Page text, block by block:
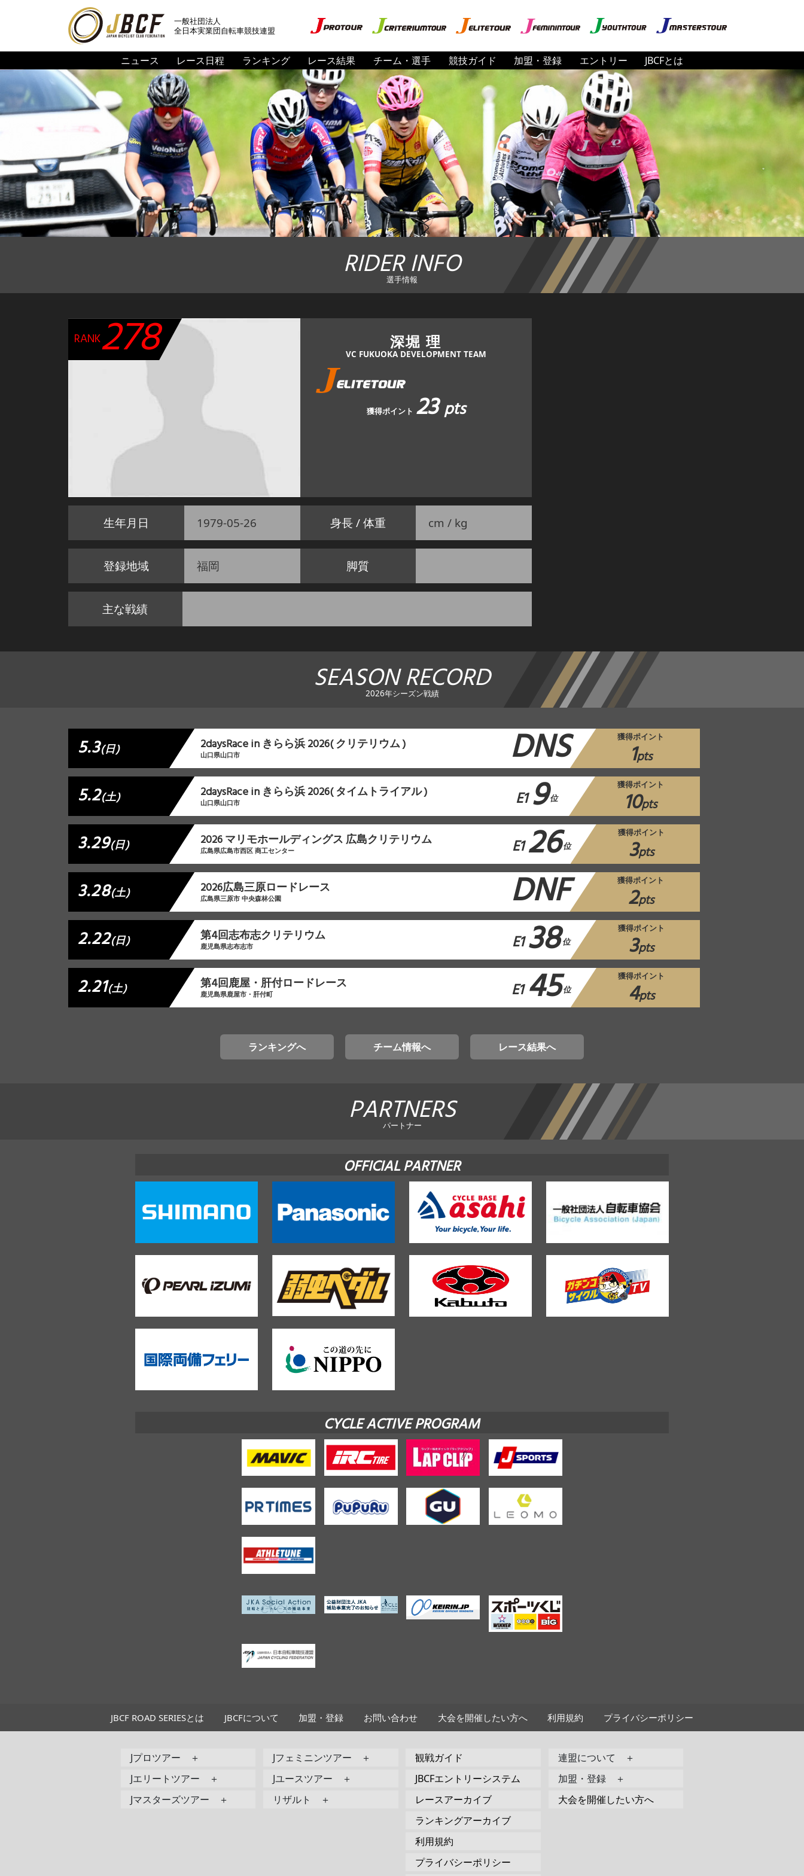
一般社団法人
全日本実業団自転車競技連盟
ニュース レース日程 ランキング レース結果 チーム・選手 競技ガイド 加盟・登録 エントリー JBCFとは
RIDER INFO
選手情報
RANK278 深堀 理
VC FUKUOKA DEVELOPMENT TEAM
獲得ポイント 23pts
生年月日 1979-05-26 身長 / 体重 cm / kg
登録地域 福岡 脚質
主な戦績
SEASON RECORD
2026年シーズン戦績
5.3(日) 2daysRace in きらら浜 2026( クリテリウム )
山口県山口市 DNS 獲得ポイント
1pts
5.2(土) 2daysRace in きらら浜 2026( タイムトライアル )
山口県山口市 E1 9位
獲得ポイント
10pts
3.29(日) 2026 マリモホールディングス 広島クリテリウム
広島県広島市西区 商工センター E126位
獲得ポイント
3pts
3.28(土) 2026広島三原ロードレース
広島県三原市 中央森林公園 DNF 獲得ポイント
2pts
2.22(日) 第4回志布志クリテリウム
鹿児島県志布志市 E138 位
獲得ポイント
3pts
2.21(土) 第4回鹿屋・肝付ロードレース
鹿児島県鹿屋市・肝付町 E1 45位
獲得ポイント
4pts
ランキングへ チーム情報へ レース結果へ
PARTNERS
パートナー
OFFICIAL PARTNER
CYCLE ACTIVE PROGRAM
JBCF ROAD SERIESとは JBCFについて 加盟・登録 お問い合わせ 大会を開催したい方へ 利用規約 プライバシーポリシー
Jプロツアー ＋
Jエリートツアー ＋
Jマスターズツアー ＋
Jフェミニンツアー ＋
Jユースツアー ＋
リザルト ＋
観戦ガイド
JBCFエントリーシステム
レースアーカイブ
ランキングアーカイブ
利用規約
プライバシーポリシー
連盟について ＋
加盟・登録 ＋
大会を開催したい方へ